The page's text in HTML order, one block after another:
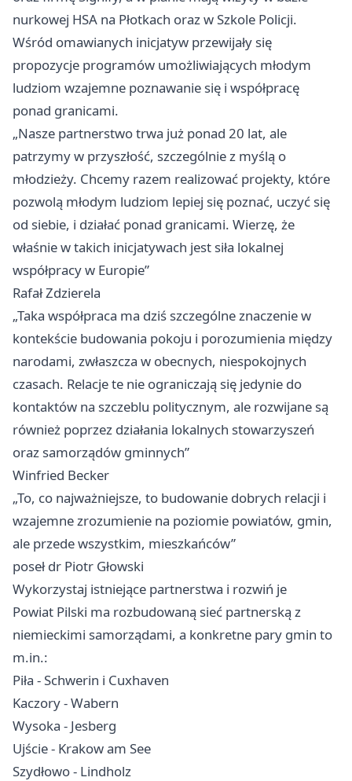
nurkowej HSA na Płotkach oraz w Szkole Policji.
Wśród omawianych inicjatyw przewijały się
propozycje programów umożliwiających młodym
ludziom wzajemne poznawanie się i współpracę
ponad granicami.
„Nasze partnerstwo trwa już ponad 20 lat, ale
patrzymy w przyszłość, szczególnie z myślą o
młodzieży. Chcemy razem realizować projekty, które
pozwolą młodym ludziom lepiej się poznać, uczyć się
od siebie, i działać ponad granicami. Wierzę, że
właśnie w takich inicjatywach jest siła lokalnej
współpracy w Europie”
Rafał Zdzierela
„Taka współpraca ma dziś szczególne znaczenie w
kontekście budowania pokoju i porozumienia między
narodami, zwłaszcza w obecnych, niespokojnych
czasach. Relacje te nie ograniczają się jedynie do
kontaktów na szczeblu politycznym, ale rozwijane są
również poprzez działania lokalnych stowarzyszeń
oraz samorządów gminnych”
Winfried Becker
„To, co najważniejsze, to budowanie dobrych relacji i
wzajemne zrozumienie na poziomie powiatów, gmin,
ale przede wszystkim, mieszkańców”
poseł dr Piotr Głowski
Wykorzystaj istniejące partnerstwa i rozwiń je
Powiat Pil­ski ma rozbudowaną sieć partnerską z
niemieckimi samorządami, a konkretne pary gmin to
m.in.:
Piła - Schwerin i Cuxhaven
Kaczory - Wabern
Wysoka - Jesberg
Ujście - Krakow am See
Szydłowo - Lindholz